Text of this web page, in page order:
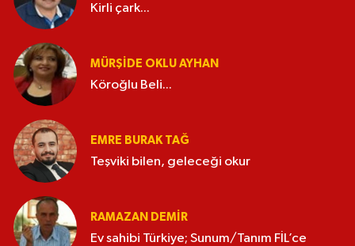
Kirli çark...
MÜRŞIDE OKLU AYHAN
Köroğlu Beli...
EMRE BURAK TAĞ
Teşviki bilen, geleceği okur
RAMAZAN DEMİR
Ev sahibi Türkiye; Sunum/Tanım FİL’ce